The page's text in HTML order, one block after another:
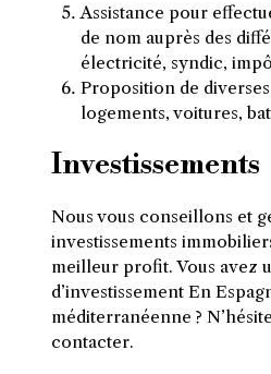
Assistance pour
de nom auprès des
électricité, syndic,
Proposition de
logements, voitures,
Investissements
Nous vous conseillons et
investissements
meilleur profit. Vous avez
d’investissement En
méditerranéenne ?
contacter.